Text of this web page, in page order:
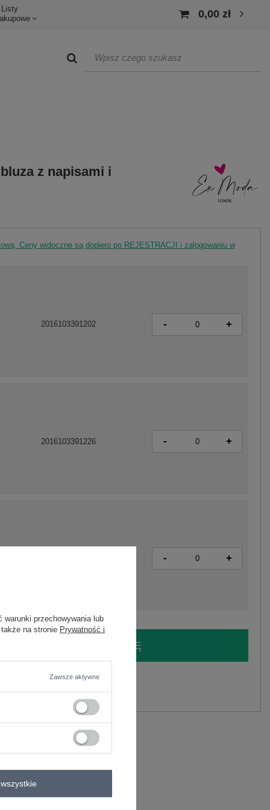
Listy
0,00 zł
z napisami i
Ceny widoczne są dopiero po REJESTRACJI i zalogowaniu w
2016103391226 - +
- +
2016103391202 - +
SIĘ I ZOBACZ CENĘ
warunki przechowywania lub
na stronie Prywatność i
Zawsze aktywne